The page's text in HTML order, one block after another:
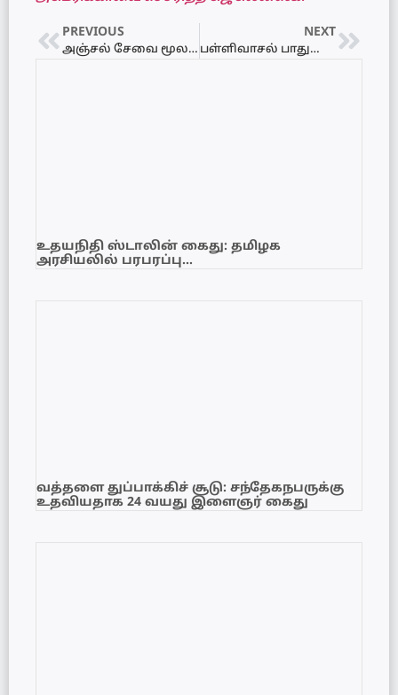
PREVIOUS
அஞ்சல் சேவை மூலம் போதைப் பொருள் விற்பனை – யாழ். பல்கலைக்கழக மாணவன் கைது!
NEXT
பள்ளிவாசல் பாதுகாப்பு ஊழியர் படுகொலை – சிக்கிய சந்தேகநபர்
உதயநிதி ஸ்டாலின் கைது: தமிழக
அரசியலில் பரபரப்பு…
வத்தளை துப்பாக்கிச் சூடு: சந்தேகநபருக்கு
உதவியதாக 24 வயது இளைஞர் கைது